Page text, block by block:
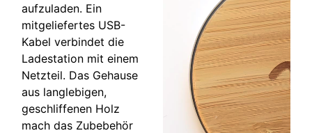
aufzuladen. Ein
mitgeliefertes USB-
Kabel verbindet die
Ladestation mit einem
Netzteil. Das Gehause
aus langlebigen,
geschliffenen Holz
mach das Zubebehör